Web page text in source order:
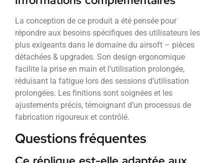
La conception de ce produit a été pensée pour
répondre aux besoins spécifiques des utilisateurs les
plus exigeants dans le domaine du airsoft – pièces
détachées & upgrades. Son design ergonomique
facilite la prise en main et l’utilisation prolongée,
réduisant la fatigue lors des sessions d’utilisation
prolongées. Les finitions sont soignées et les
ajustements précis, témoignant d’un processus de
fabrication rigoureux et contrôlé.
Questions fréquentes